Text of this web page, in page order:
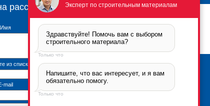
Брикфорд Москва
105005
Бауманская, 6с2
рассылку
Имя
из списка
mail
Эксперт по строительным материалам
Здравствуйте! Помочь вам с выбором
строительного материала?
Только что
Напишите, что вас интересует, и я вам
обязательно помогу.
Только что